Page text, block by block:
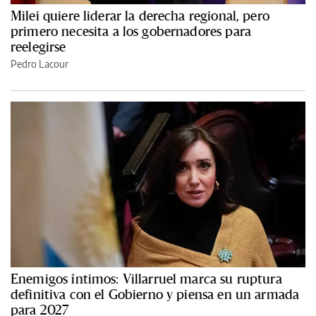
Milei quiere liderar la derecha regional, pero
primero necesita a los gobernadores para
reelegirse
Pedro Lacour
Enemigos íntimos: Villarruel marca su ruptura
definitiva con el Gobierno y piensa en un armada
para 2027